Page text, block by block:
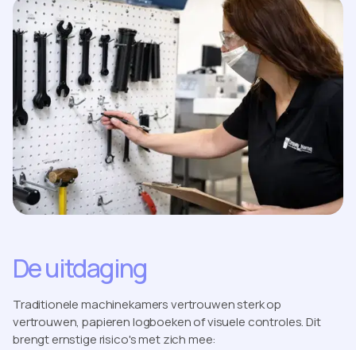
De uitdaging
Traditionele machinekamers vertrouwen sterk op
vertrouwen, papieren logboeken of visuele controles. Dit
brengt ernstige risico's met zich mee: